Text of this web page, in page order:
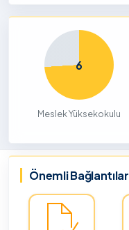
6
Meslek Yüksekokulu
Önemli Bağlantılar